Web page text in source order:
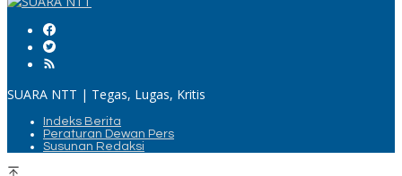
SUARA NTT | Tegas, Lugas, Kritis
Indeks Berita
Peraturan Dewan Pers
Susunan Redaksi